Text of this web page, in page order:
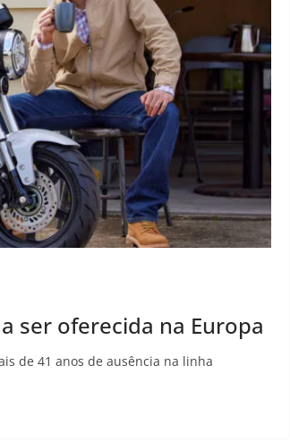
ser oferecida na Europa
de 41 anos de ausência na linha